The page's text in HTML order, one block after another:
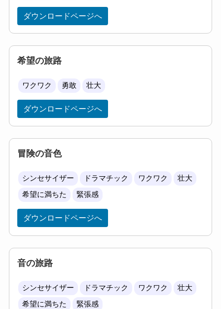
ダウンロードページへ
希望の旅路
ワクワク 勇敢 壮大
ダウンロードページへ
冒険の音色
シンセサイザー ドラマチック ワクワク 壮大
希望に満ちた 緊張感
ダウンロードページへ
音の旅路
シンセサイザー ドラマチック ワクワク 壮大
希望に満ちた 緊張感